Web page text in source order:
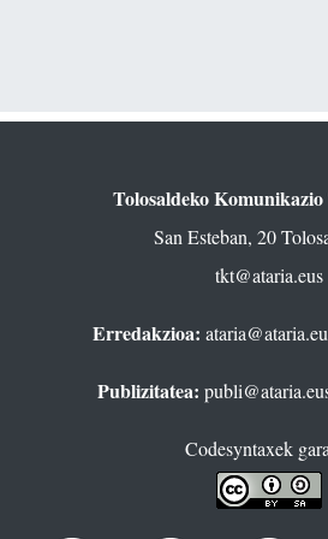
Tolosaldeko
San Esteban, 20
tkt@ataria.eus
Erredakzioa:
Publizitatea:
Codesyntaxek